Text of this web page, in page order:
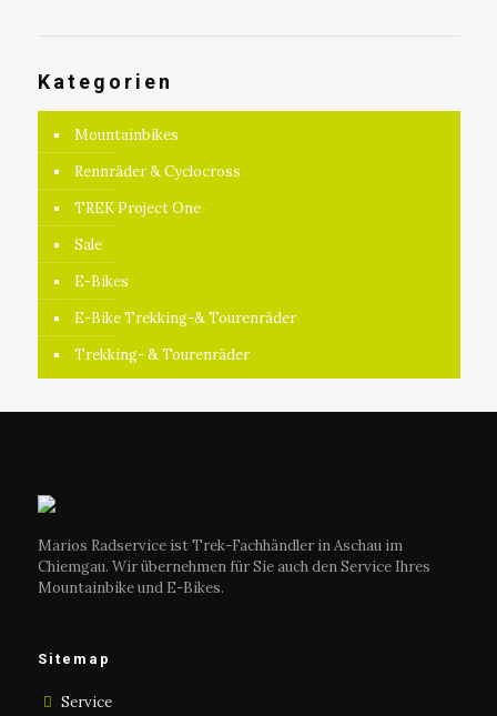
Kategorien
Mountainbikes
Rennräder & Cyclocross
TREK Project One
Sale
E-Bikes
E-Bike Trekking-& Tourenräder
Trekking- & Tourenräder
Marios Radservice ist Trek-Fachhändler in Aschau im
Chiemgau. Wir übernehmen für Sie auch den Service Ihres
Mountainbike und E-Bikes.
Sitemap
Service